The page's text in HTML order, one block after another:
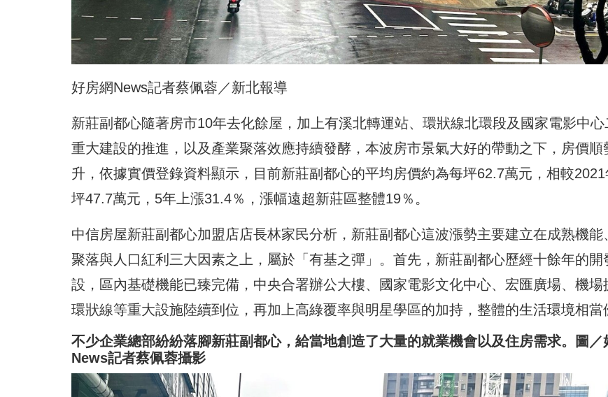
好房網News記者蔡佩蓉／新北報導
新莊副都心隨著房市10年去化餘屋，加上有溪北轉運站、環狀線北環段及國家電影中心
重大建設的推進，以及產業聚落效應持續發酵，本波房市景氣大好的帶動之下，房價順
升，依據實價登錄資料顯示，目前新莊副都心的平均房價約為每坪62.7萬元，相較
坪47.7萬元，5年上漲31.4％，漲幅遠超新莊區整體19％。
中信房屋新莊副都心加盟店店長林家民分析，新莊副都心這波漲勢主要建立在成熟機能
聚落與人口紅利三大因素之上，屬於「有基之彈」。首先，新莊副都心歷經十餘年的開
設，區內基礎機能已臻完備，中央合署辦公大樓、國家電影文化中心、宏匯廣場、機場
環狀線等重大設施陸續到位，再加上高綠覆率與明星學區的加持，整體的生活環境相當
不少企業總部紛紛落腳新莊副都心，給當地創造了大量的就業機會以及住房需求。圖／
News記者蔡佩蓉攝影